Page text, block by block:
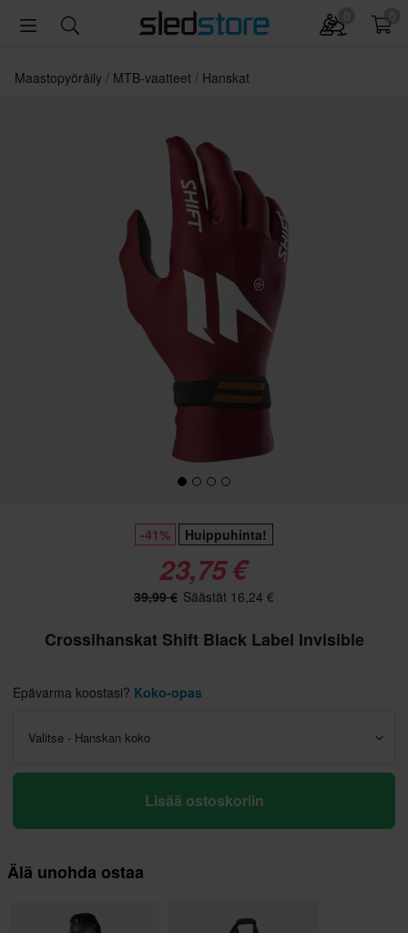
Maastopyöräily MTB-vaatteet Hanskat
-41% Huippuhinta!
23,75 €
39,99 € Säästät 16,24 €
Crossihanskat Shift Black Label Invisible
Epävarma koostasi? Koko-opas
Valitse - Hanskan koko
Lisää ostoskoriin
Älä unohda ostaa